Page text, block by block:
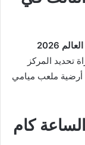
2026
تحديد المركز
الموافق 18 يوليو 2026 على أرضية ملعب ميامي
كام